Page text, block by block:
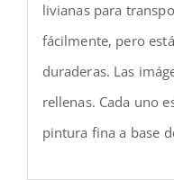
livianas para
fácilmente, pero
duraderas. Las
rellenas. Cada uno
pintura fina a base